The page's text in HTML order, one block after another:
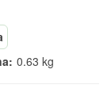
0.63 kg